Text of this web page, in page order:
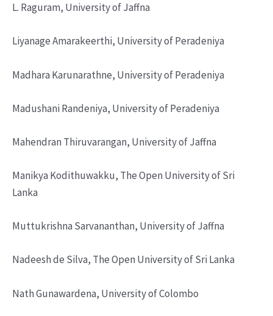
L. Raguram, University of Jaffna
Liyanage Amarakeerthi, University of Peradeniya
Madhara Karunarathne, University of Peradeniya
Madushani Randeniya, University of Peradeniya
Mahendran Thiruvarangan, University of Jaffna
Manikya Kodithuwakku, The Open University of Sri
Lanka
Muttukrishna Sarvananthan, University of Jaffna
Nadeesh de Silva, The Open University of Sri Lanka
Nath Gunawardena, University of Colombo